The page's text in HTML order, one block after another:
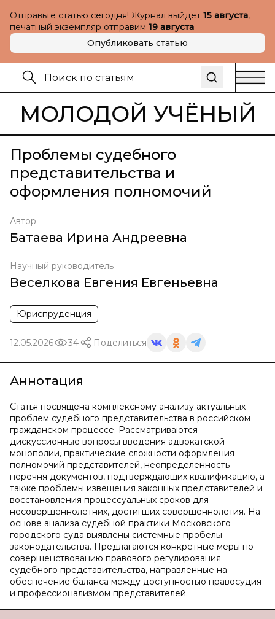
Отправьте статью сегодня! Журнал выйдет 15 августа,
печатный экземпляр отправим 19 августа
Опубликовать статью
МОЛОДОЙ УЧЁНЫЙ
Проблемы судебного
представительства и
оформления полномочий
Автор
Батаева Ирина Андреевна
Научный руководитель
Веселкова Евгения Евгеньевна
Юриспруденция
12.05.2026 34 Поделиться
Аннотация
Статья посвящена комплексному анализу актуальных
проблем судебного представительства в российском
гражданском процессе. Рассматриваются
дискуссионные вопросы введения адвокатской
монополии, практические сложности оформления
полномочий представителей, неопределенность
перечня документов, подтверждающих квалификацию, а
также проблемы извещения законных представителей и
восстановления процессуальных сроков для
несовершеннолетних, достигших совершеннолетия. На
основе анализа судебной практики Московского
городского суда выявлены системные пробелы
законодательства. Предлагаются конкретные меры по
совершенствованию правового регулирования
судебного представительства, направленные на
обеспечение баланса между доступностью правосудия
и профессионализмом представителей.